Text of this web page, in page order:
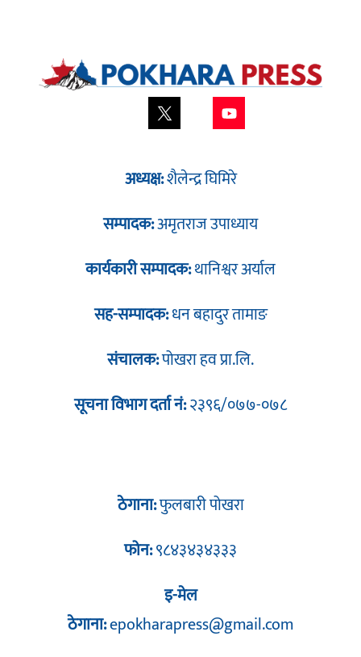
अध्यक्ष:शैलेन्द्र घिमिरे
सम्पादक:अमृतराज उपाध्याय
कार्यकारी सम्पादक:थानिश्वर अर्याल
सह-सम्पादक:धन बहादुर तामाङ
संचालक:पोखरा हव प्रा.लि.
सूचना विभाग दर्ता नं:२३९६/०७७-०७८
ठेगाना:फुलबारी पोखरा
फोन:९८४३४३४३३३
इ-मेल
ठेगाना:epokharapress@gmail.com